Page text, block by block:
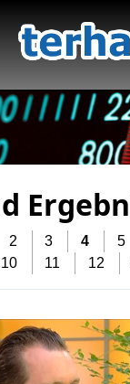
2 3 4 5
10 11 12